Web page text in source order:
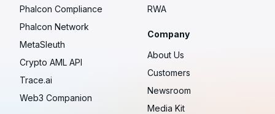
Phalcon Compliance
Phalcon Network
MetaSleuth
Crypto AML API
Trace.ai
Web3 Companion
RWA
Company
About Us
Customers
Newsroom
Media Kit